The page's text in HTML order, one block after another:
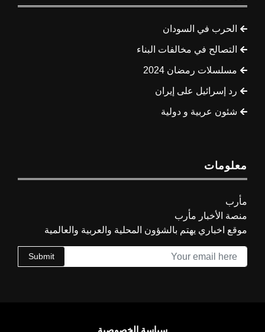
الحرب في السودان
التصالح في مخالفات البناء
مسلسلات رمضان 2024
رد إسرائيل على إيران
شئون عربية و دولية
معلومات
مأرب
منصة الأخبار مأرب
موقع اخباري يهتم بالشؤون المحلية والعربية والعالمية
Submit